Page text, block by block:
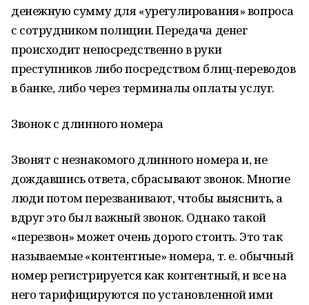
денежную сумму для «урегулирования» вопроса
с сотрудником полиции. Передача денег
происходит непосредственно в руки
преступников либо посредством блиц-переводов
в банке, либо через терминалы оплаты услуг.
Звонок с длинного номера
Звонят с незнакомого длинного номера и, не
дождавшись ответа, сбрасывают звонок. Многие
люди потом перезванивают, чтобы выяснить, а
вдруг это был важный звонок. Однако такой
«перезвон» может очень дорого стоить. Это так
называемые «контентные» номера, т. е. обычный
номер регистрируется как контентный, и все на
него тарифицируются по установленной ими